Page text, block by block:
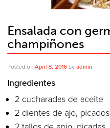
Ensalada con
champiñones
Posted on April 8, 2016 by admin
Ingredientes
2 cucharadas de aceite
2 dientes de ajo, picados